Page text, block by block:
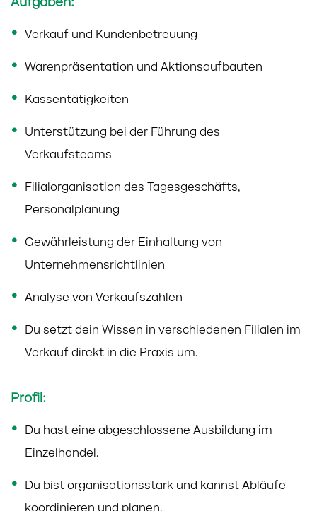
Aufgaben:
Verkauf und Kundenbetreuung
Warenpräsentation und Aktionsaufbauten
Kassentätigkeiten
Unterstützung bei der Führung des
Verkaufsteams
Filialorganisation des Tagesgeschäfts,
Personalplanung
Gewährleistung der Einhaltung von
Unternehmensrichtlinien
Analyse von Verkaufszahlen
Du setzt dein Wissen in verschiedenen Filialen im
Verkauf direkt in die Praxis um.
Profil:
Du hast eine abgeschlossene Ausbildung im
Einzelhandel.
Du bist organisationsstark und kannst Abläufe